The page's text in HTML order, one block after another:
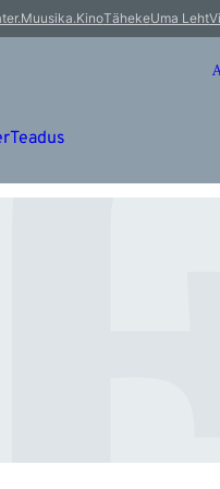
TähekeUma Leht
Teadus